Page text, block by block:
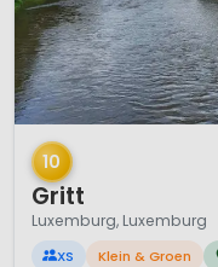
1 / 12
10
Gritt
Luxemburg, Luxemburg
XS Klein & Groen